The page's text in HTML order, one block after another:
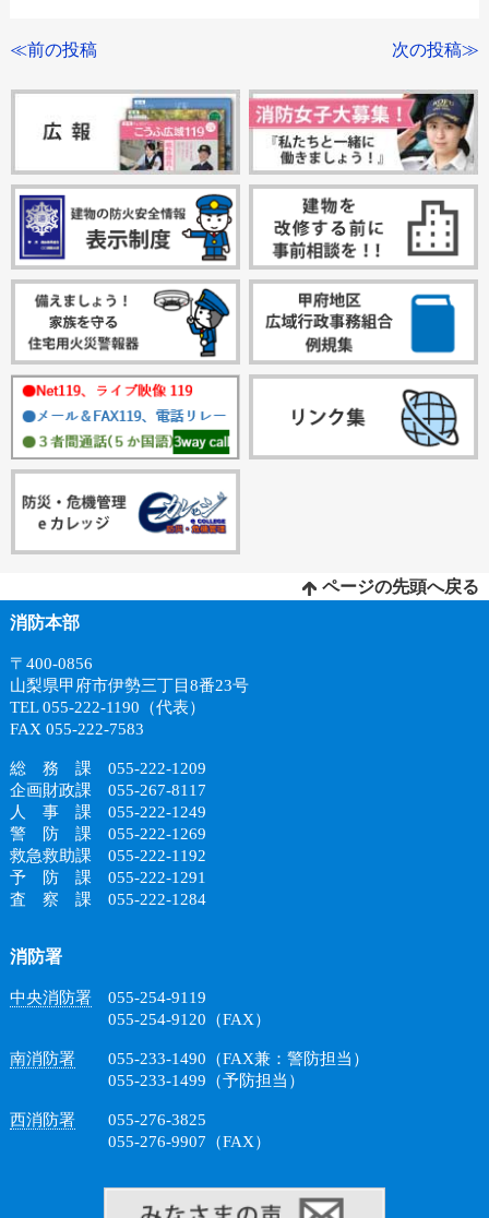
≪前の投稿 次の投稿≫
ページの先頭へ戻る
消防本部
〒400-0856
山梨県甲府市伊勢三丁目8番23号
TEL 055-222-1190（代表）
FAX 055-222-7583
総 務 課 055-222-1209
企画財政課 055-267-8117
人 事 課 055-222-1249
警 防 課 055-222-1269
救急救助課 055-222-1192
予 防 課 055-222-1291
査 察 課 055-222-1284
消防署
中央消防署055-254-9119
055-254-9120（FAX）
南消防署055-233-1490（FAX兼：警防担当）
055-233-1499（予防担当）
西消防署055-276-3825
055-276-9907（FAX）